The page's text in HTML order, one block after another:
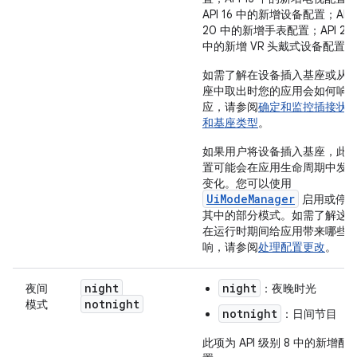
API 16 中的新增设备配置；API
20 中的新增手表配置；API 26
中的新增 VR 头戴式设备配置。
如需了解在设备插入基座或从
座中取出时您的应用会如何响
应，请参阅确定和监控插接状
和基座类型。
如果用户将设备插入基座，此
置可能会在应用生命周期中发
变化。您可以使用
UiModeManager
启用或停用
其中的部分模式。如需了解这
在运行时期间给应用带来哪些
响，请参阅处理配置更改。
夜间
模式
night
notnight
night ：夜晚时光
notnight
：日间节目
此项为 API 级别 8 中的新增配